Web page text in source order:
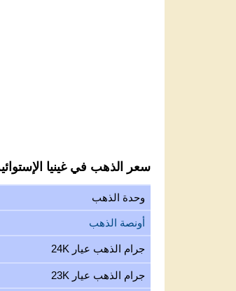
سعر الذهب في غينيا
وحدة الذهب
أونصة الذهب
جرام الذهب عيار 24K
جرام الذهب عيار 23K